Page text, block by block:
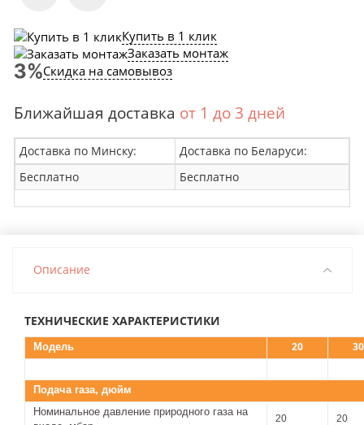
Купить в 1 клик
Заказать монтаж
Скидка на самовывоз
Ближайшая доставка от 1 до 3 дней
Доставка по Минску:
Доставка по Беларуси:
Бесплатно
Бесплатно
Описание
ТЕХНИЧЕСКИЕ ХАРАКТЕРИСТИКИ
Модель 20 30
Подача газа, дюйм
Номинальное давление природного газа на
20 20